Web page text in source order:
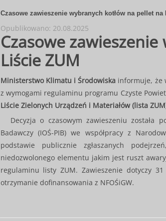
Czasowe zawieszenie wybranych kotłów na pellet na
Opublikowano: 20.08.2025
Czasowe
Liście ZUM
Ministerstwo Klimatu i Środowiska informuje, że
z wymogami regulaminu programu Czyste
Liście Zielonych Urządzeń i Materiałów (lista
Decyzja o czasowym zawieszeniu została
Badawczy (IOŚ-PIB) we współpracy z
podstawie publicznie zgłaszanych
niedozwolonego elementu jakim jest ruszt
regulaminu listy ZUM. Zawieszenie dotyczy
otrzymanie dofinansowania z NFOŚiGW.